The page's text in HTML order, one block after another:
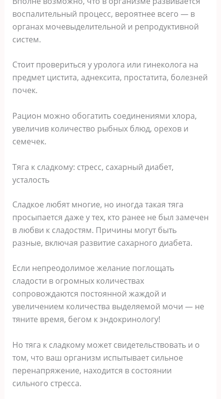
воспалительный процесс, вероятнее всего — в
органах мочевыделительной и репродуктивной
систем.
Стоит провериться у уролога или гинеколога на
предмет цистита, аднексита, простатита, болезней
почек.
Рацион можно обогатить соединениями хлора,
увеличив количество рыбных блюд, орехов и
семечек.
Тяга к сладкому: стресс, сахарный диабет,
усталость
Сладкое любят многие, но иногда такая тяга
просыпается даже у тех, кто ранее не был замечен
в любви к сладостям. Причины могут быть
разные, включая развитие сахарного диабета.
Если непреодолимое желание поглощать
сладости в огромных количествах
сопровождаются постоянной жаждой и
увеличением количества выделяемой мочи — не
тяните время, бегом к эндокринологу!
Но тяга к сладкому может свидетельствовать и о
том, что ваш организм испытывает сильное
перенапряжение, находится в состоянии
сильного стресса.